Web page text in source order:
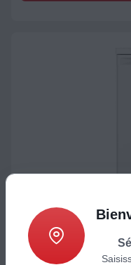
Réfrigérateur top
399